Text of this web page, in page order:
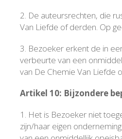
2. De auteursrechten, die
Van Liefde of derden. Op
3. Bezoeker erkent de in
verbeurte van een
van De Chemie Van Liefde
Artikel 10: Bijzondere
1. Het is Bezoeker niet
zijn/haar eigen